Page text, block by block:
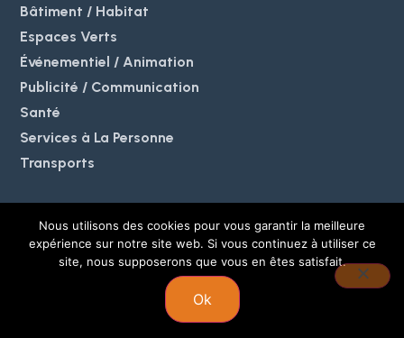
Bâtiment / Habitat
Espaces Verts
Événementiel / Animation
Publicité / Communication
Santé
Services à La Personne
Transports
© 2025 MeoBlog. Tous
droits réservés. |
Mentions légales et politique de
confidentialité
Plan du site
Nous utilisons des cookies pour vous garantir la meilleure
expérience sur notre site web. Si vous continuez à utiliser ce
site, nous supposerons que vous en êtes satisfait.
Ok